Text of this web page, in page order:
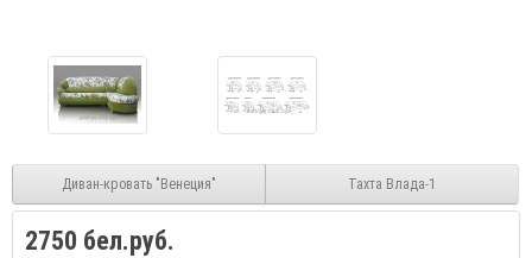
Диван-кровать "Венеция" Тахта Влада-1
2750 бел.руб.